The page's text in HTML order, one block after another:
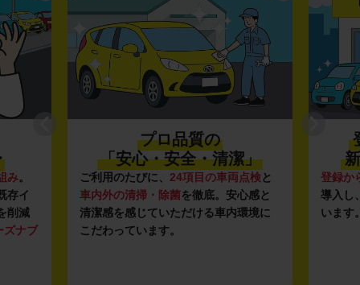
み。
存イ
削減
ズナブ
プロ品質の
「安心・安全・清潔」
ご利用のたびに、 24項目の車両点検と
車内外の清掃・除菌を徹底。安心感と
清潔感を感じていただける車内環境に
こだわっています。
登録か
導入し
います